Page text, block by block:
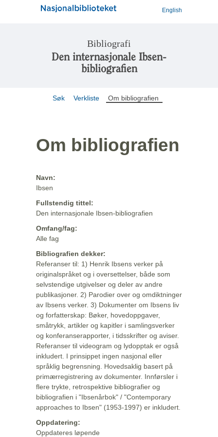
English
Bibliografi
Den internasjonale Ibsen-
bibliografien
Søk Verkliste Om bibliografien
Om bibliografien
Navn:
Ibsen
Fullstendig tittel:
Den internasjonale Ibsen-bibliografien
Omfang/fag:
Alle fag
Bibliografien dekker:
Referanser til: 1) Henrik Ibsens verker på
originalspråket og i oversettelser, både som
selvstendige utgivelser og deler av andre
publikasjoner. 2) Parodier over og omdiktninger
av Ibsens verker. 3) Dokumenter om Ibsens liv
og forfatterskap: Bøker, hovedoppgaver,
småtrykk, artikler og kapitler i samlingsverker
og konferanserapporter, i tidsskrifter og aviser.
Referanser til videogram og lydopptak er også
inkludert. I prinsippet ingen nasjonal eller
språklig begrensning. Hovedsaklig basert på
primærregistrering av dokumenter. Innførsler i
flere trykte, retrospektive bibliografier og
bibliografien i "Ibsenårbok" / "Contemporary
approaches to Ibsen" (1953-1997) er inkludert.
Oppdatering:
Oppdateres løpende